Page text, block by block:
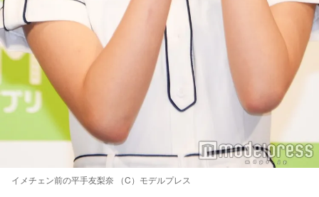
イメチェン前の平手友梨奈 （C）モデルプレス